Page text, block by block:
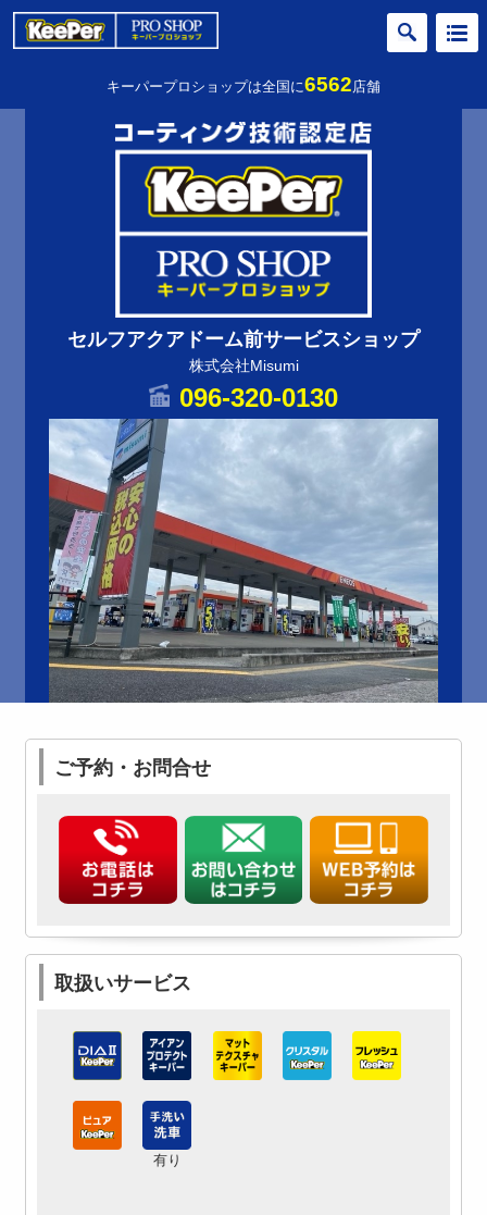
キーパープロショップは全国に6562店舗
セルフアクアドーム前サービスショップ
株式会社Misumi
096-320-0130
ご予約・お問合せ
取扱いサービス
有り